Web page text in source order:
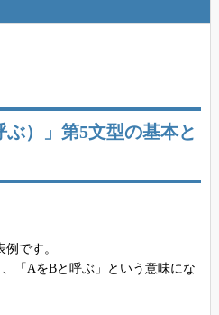
ぶ）」第5文型の基本と
です。
「AをBと呼ぶ」という意味にな